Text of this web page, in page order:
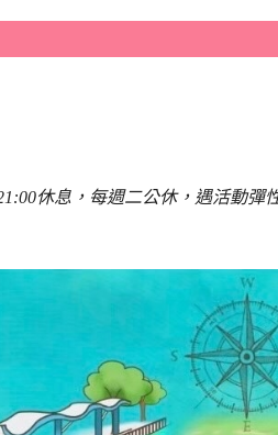
休息，每週二公休，遇活動彈